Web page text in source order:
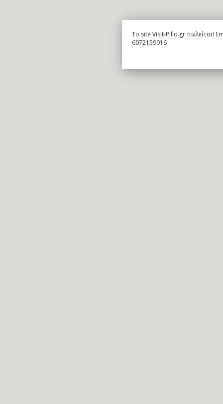
To site Visit-Pilio.gr πωλείται!
6972159016